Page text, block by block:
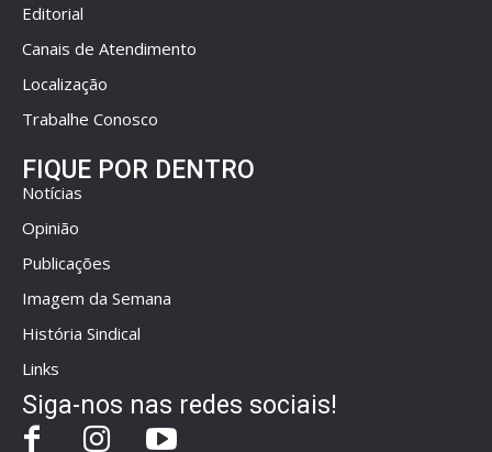
Editorial
Canais de Atendimento
Localização
Trabalhe Conosco
FIQUE POR DENTRO
Notícias
Opinião
Publicações
Imagem da Semana
História Sindical
Links
Siga-nos nas redes sociais!